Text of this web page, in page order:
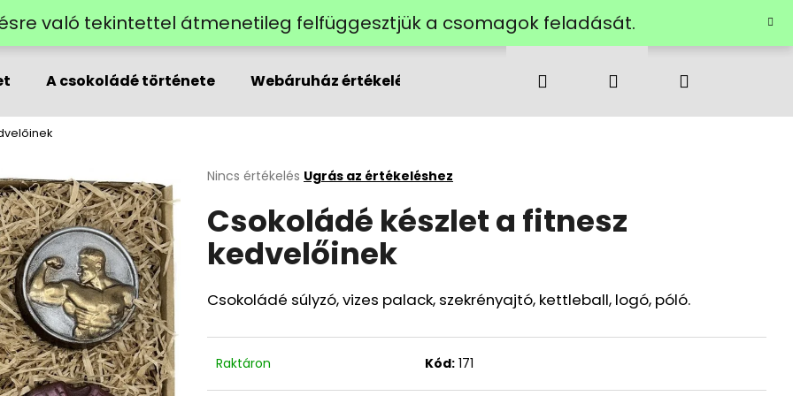
való tekintettel átmenetileg felfüggesztjük a csomagok feladását.
A csokoládé története Webáruház értékelése Kapcsolatok
Keresés Bejelentkezés
A
átlagos
értékelése
5-
ből
csillag.
Nincs értékelés Ugrás az értékeléshez
Csokoládé készlet a fitnesz
kedvelőinek
Csokoládé súlyzó, vizes palack, szekrényajtó, kettleball, logó, póló.
Raktáron Kód: 171
Ajánljuk